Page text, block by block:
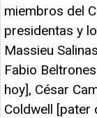
miembros del
presidentas y
Massieu
Fabio
hoy], César
Coldwell [pater